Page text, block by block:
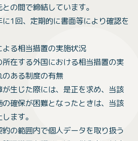
の間で締結しています。
1回、定期的に書面等により確認を
よる相当措置の実施状況
在する外国における相当措置の実
ある制度の有無
生じた際には、是正を求め、当該
確保が困難となったときは、当該
ます。
の範囲内で個人データを取り扱う